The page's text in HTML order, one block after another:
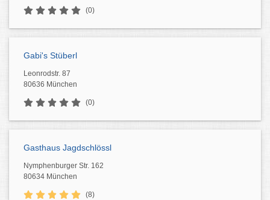
(0)
Gabi's Stüberl
Leonrodstr. 87
80636 München
(0)
Gasthaus Jagdschlössl
Nymphenburger Str. 162
80634 München
(8)